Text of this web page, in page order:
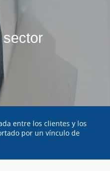
sector
entre los clientes y los
por un vínculo de